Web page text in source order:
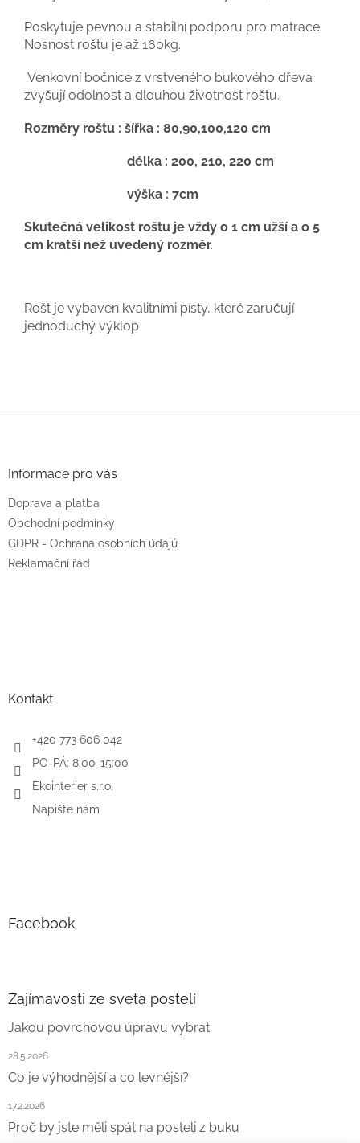
Poskytuje pevnou a stabilní podporu pro matrace.
Nosnost roštu je až 160kg.
Venkovní bočnice z vrstveného bukového dřeva
zvyšují odolnost a dlouhou životnost roštu.
Rozměry roštu : šířka : 80,90,100,120 cm
délka : 200, 210, 220 cm
výška : 7cm
Skutečná velikost roštu je vždy o 1 cm užší a o 5
cm kratší než uvedený rozměr.
Rošt je vybaven kvalitními písty, které zaručují
jednoduchý výklop
Informace pro vás
Doprava a platba
Obchodní podmínky
GDPR - Ochrana osobních údajů
Reklamační řád
Kontakt
+420 773 606 042
PO-PÁ: 8:00-15:00
Ekointerier s.r.o.
Napište nám
Facebook
Zajímavosti ze sveta postelí
Jakou povrchovou úpravu vybrat
28.5.2026
Co je výhodnější a co levnější?
17.2.2026
Proč by jste měli spát na posteli z buku